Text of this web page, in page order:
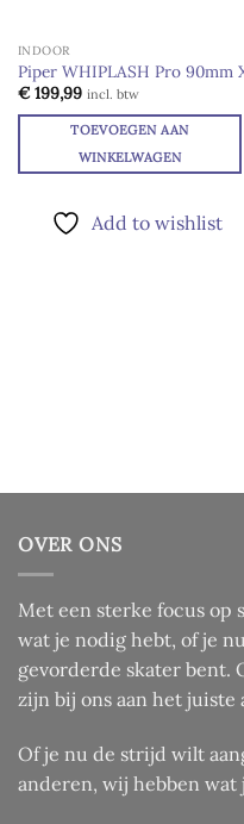
de
productpagina
INDOOR
Piper WHIPLASH Pro 90mm
€199,99 incl. btw
TOEVOEGEN AAN
WINKELWAGEN
Add to wishlist
OVER ONS
Met een sterke focus op
wat je nodig hebt, of je
gevorderde skater bent.
zijn bij ons aan het juiste
Of je nu de strijd wilt
anderen, wij hebben wat